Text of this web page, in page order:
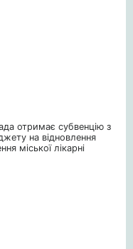
отримає субвенцію з
на відновлення
міської лікарні